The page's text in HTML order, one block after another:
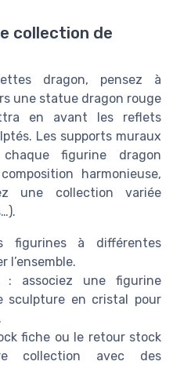
collection de
dragon, pensez à
une statue dragon rouge
en avant les reflets
Les supports muraux
figurine dragon
harmonieuse,
une collection variée
figurines à différentes
l’ensemble.
: associez une figurine
sculpture en cristal pour
fiche ou le retour stock
collection avec des